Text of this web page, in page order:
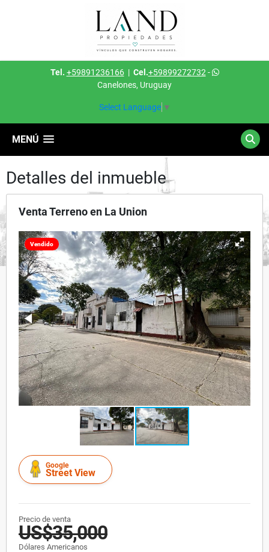
Tel. +59891236166| Cel.+59899272732 -
Canelones, Uruguay
Select Language ▼
MENÚ
Detalles del inmueble
Venta Terreno en La Union
Vendido
Google
Street View
Precio de venta
US$35,000
Dólares Americanos